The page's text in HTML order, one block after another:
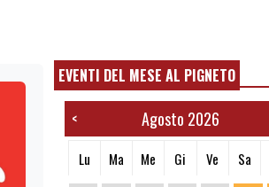
EVENTI DEL MESE AL PIGNETO
< Agosto 2026
Lu Ma Me Gi Ve Sa